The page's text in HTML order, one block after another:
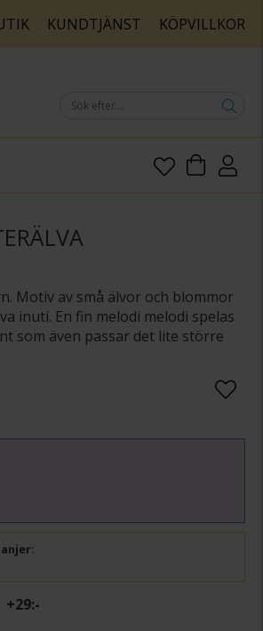
KUNDTJÄNST KÖPVILLKOR
Motiv av små älvor och blommor
inuti. En fin melodi melodi spelas
som även passar det lite större
+29:-